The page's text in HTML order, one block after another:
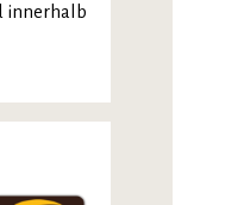
innerhalb